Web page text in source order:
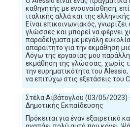
καθηγητής με ενσυναίσθηση,
ιταλικής αλλά και της
Είναι επικοινωνιακός, γνωρίζει
γλώσσες και μπορεί να φέρνει
παραδείγματα με μεγάλη
απαραίτητο για την εκμάθηση
Λόγω της εργασίας μου
εκμάθηση της γλώσσας, χωρίς
την ευρηματικότητα του
να επιτύχω στις εξετάσεις του
Στέλα Αϊβάτογλου (03/05/2023)
Δημοτικής Εκπαίδευσης
Πρόκειται για έναν εξαιρετικό